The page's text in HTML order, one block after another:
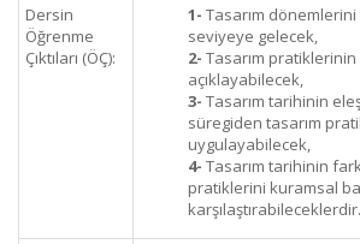
Dersin
Öğrenme
Çıktıları (ÖÇ):
1- Tasarım
seviyeye gelecek,
2- Tasarım
açıklayabilecek,
3- Tasarım tarihinin
süregiden tasarım
uygulayabilecek,
4- Tasarım tarihinin
pratiklerini kuramsal
karşılaştırabileceklerdir.